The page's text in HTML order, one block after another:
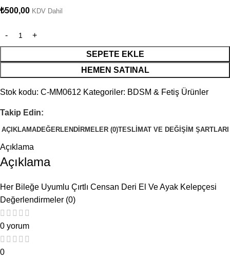
₺500,00 KDV Dahil
SEPETE EKLE
HEMEN SATINAL
Stok kodu: C-MM0612 Kategoriler: BDSM & Fetiş Ürünler
Takip Edin:
AÇIKLAMADEĞERLENDIRMELER (0)TESLIMAT VE DEĞIŞIM ŞARTLARI
Açıklama
Açıklama
Her Bileğe Uyumlu Çırtlı Censan Deri El Ve Ayak Kelepçesi
Değerlendirmeler (0)
0 yorum
0